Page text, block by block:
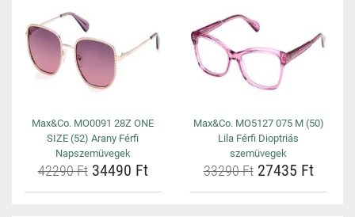
Max&Co. MO0091 28Z ONE
SIZE (52) Arany Férfi
Napszemüvegek
42290 Ft34490 Ft
Max&Co. MO5127 075 M (50)
Lila Férfi Dioptriás
szemüvegek
33290 Ft27435 Ft